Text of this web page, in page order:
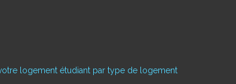
logement étudiant par type de logement